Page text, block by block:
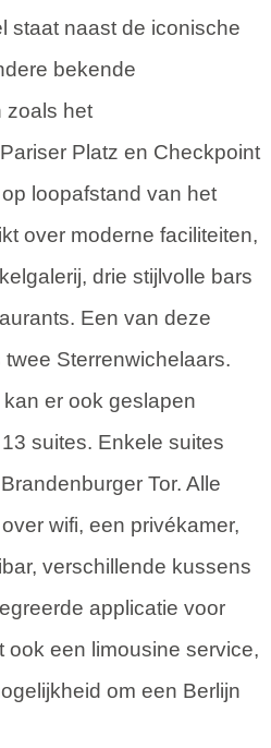
staat naast de iconische
bekende
zoals het
Platz en Checkpoint
loopafstand van het
over moderne faciliteiten,
drie stijlvolle bars
Een van deze
Sterrenwichelaars.
er ook geslapen
suites. Enkele suites
Tor. Alle
wifi, een privékamer,
verschillende kussens
applicatie voor
ook een limousine service,
om een Berlijn